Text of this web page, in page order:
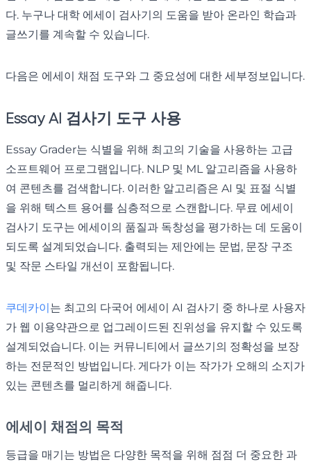
다. 누구나 대학 에세이 검사기의 도움을 받아 온라인 학습과
글쓰기를 계속할 수 있습니다.
다음은 에세이 채점 도구와 그 중요성에 대한 세부정보입니다.
Essay AI 검사기 도구 사용
Essay Grader는 식별을 위해 최고의 기술을 사용하는 고급
소프트웨어 프로그램입니다. NLP 및 ML 알고리즘을 사용하
여 콘텐츠를 검색합니다. 이러한 알고리즘은 AI 및 표절 식별
을 위해 텍스트 용어를 심층적으로 스캔합니다. 무료 에세이
검사기 도구는 에세이의 품질과 독창성을 평가하는 데 도움이
되도록 설계되었습니다. 출력되는 제안에는 문법, 문장 구조
및 작문 스타일 개선이 포함됩니다.
쿠데카이는 최고의 다국어 에세이 AI 검사기 중 하나로 사용자
가 웹 이용약관으로 업그레이드된 진위성을 유지할 수 있도록
설계되었습니다. 이는 커뮤니티에서 글쓰기의 정확성을 보장
하는 전문적인 방법입니다. 게다가 이는 작가가 오해의 소지가
있는 콘텐츠를 멀리하게 해줍니다.
에세이 채점의 목적
등급을 매기는 방법은 다양한 목적을 위해 점점 더 중요한 과